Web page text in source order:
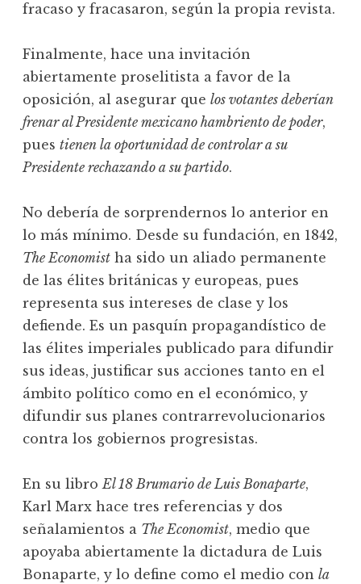
fracaso y fracasaron, según la propia revista.
Finalmente, hace una invitación
abiertamente proselitista a favor de la
oposición, al asegurar que los votantes deberían
frenar al Presidente mexicano hambriento de poder,
pues tienen la oportunidad de controlar a su
Presidente rechazando a su partido.
No debería de sorprendernos lo anterior en
lo más mínimo. Desde su fundación, en 1842,
The Economist ha sido un aliado permanente
de las élites británicas y europeas, pues
representa sus intereses de clase y los
defiende. Es un pasquín propagandístico de
las élites imperiales publicado para difundir
sus ideas, justificar sus acciones tanto en el
ámbito político como en el económico, y
difundir sus planes contrarrevolucionarios
contra los gobiernos progresistas.
En su libroEl 18 Brumario de Luis Bonaparte,
Karl Marx hace tres referencias y dos
señalamientos a The Economist, medio que
apoyaba abiertamente la dictadura de Luis
Bonaparte, y lo define como el medio con la